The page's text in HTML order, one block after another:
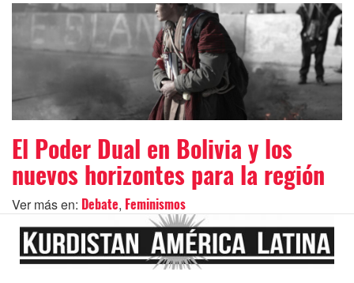
El Poder Dual en Bolivia y los
nuevos horizontes para la región
Ver más en: Debate, Feminismos